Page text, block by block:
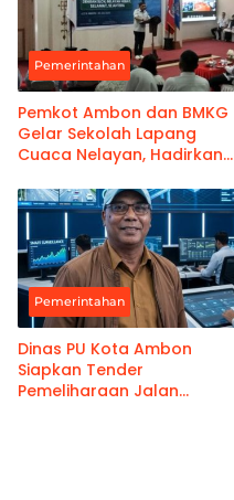
Pemerintahan
Pemkot Ambon dan BMKG
Gelar Sekolah Lapang
Cuaca Nelayan, Hadirkan
Pemerintahan
Dinas PU Kota Ambon
Siapkan Tender
Pemeliharaan Jalan